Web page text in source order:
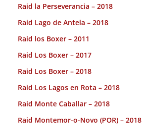
Raid la Perseverancia – 2018
Raid Lago de Antela – 2018
Raid los Boxer – 2011
Raid Los Boxer – 2017
Raid Los Boxer – 2018
Raid Los Lagos en Rota – 2018
Raid Monte Caballar – 2018
Raid Montemor-o-Novo (POR) – 2018